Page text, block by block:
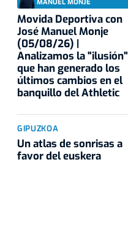
MANUEL MONJE
Movida Deportiva con
José Manuel Monje
(05/08/26) |
Analizamos la "ilusión"
que han generado los
últimos cambios en el
banquillo del Athletic
GIPUZKOA
Un atlas de sonrisas a
favor del euskera